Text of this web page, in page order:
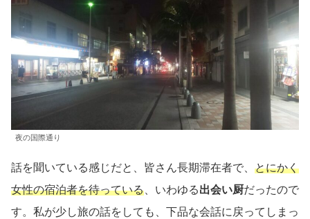
夜の国際通り
話を聞いている感じだと、皆さん長期滞在者で、 とにかく
女性の宿泊者を待っている、いわゆる出会い厨だったので
す。私が少し旅の話をしても、下品な会話に戻ってしまっ